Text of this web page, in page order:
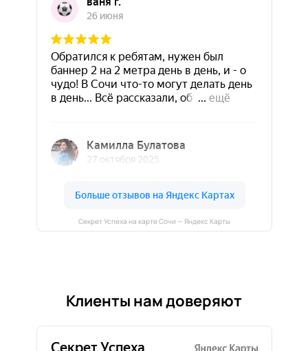
Секрет Успеха на карте Сочи — Яндекс Карты
Клиенты нам доверяют